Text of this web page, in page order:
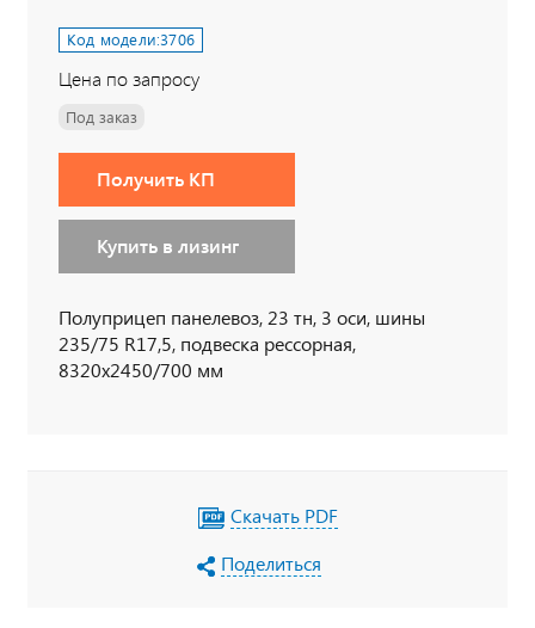
Код модели:3706
Цена по запросу
Под заказ
Получить КП
Купить в лизинг
Полуприцеп панелевоз, 23 тн, 3 оси, шины
235/75 R17,5, подвеска рессорная,
8320х2450/700 мм
Скачать PDF
Поделиться